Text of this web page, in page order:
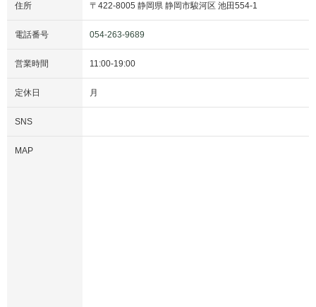
住所 〒 422-8005 静岡県 静岡市駿河区 池田554-1
電話番号 054-263-9689
営業時間 11:00-19:00
定休日 月
SNS
MAP